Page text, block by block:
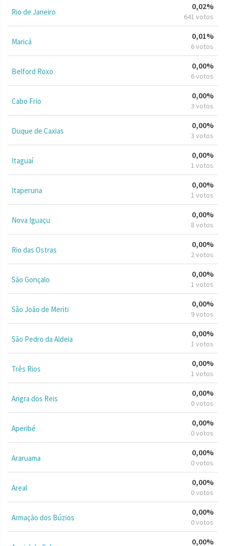
Rio de Janeiro
0,02%
641 votos
Maricá
0,01%
6 votos
Belford Roxo
0,00%
6 votos
Cabo Frio
0,00%
3 votos
Duque de Caxias
0,00%
3 votos
Itaguaí
0,00%
1 votos
Itaperuna
0,00%
1 votos
Nova Iguaçu
0,00%
8 votos
Rio das Ostras
0,00%
2 votos
São Gonçalo
0,00%
1 votos
São João de Meriti
0,00%
9 votos
São Pedro da Aldeia
0,00%
1 votos
Três Rios
0,00%
1 votos
Angra dos Reis
0,00%
0 votos
Aperibé
0,00%
0 votos
Araruama
0,00%
0 votos
Areal
0,00%
0 votos
Armação dos Búzios
0,00%
0 votos
0,00%